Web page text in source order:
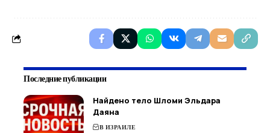
Последние публикации
Найдено тело Шломи Эльдара
Даяна
В ИЗРАИЛЕ